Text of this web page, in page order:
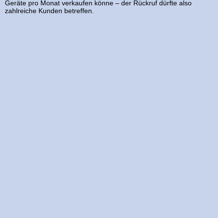
Geräte pro Monat verkaufen könne – der Rückruf dürfte also
zahlreiche Kunden betreffen.